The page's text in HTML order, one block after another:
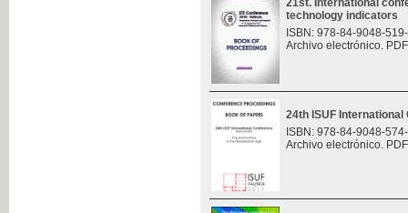
21st. International
technology indicators
ISBN: 978-84-9048-
Archivo electrónico.
24th ISUF
ISBN: 978-84-9048-
Archivo electrónico.